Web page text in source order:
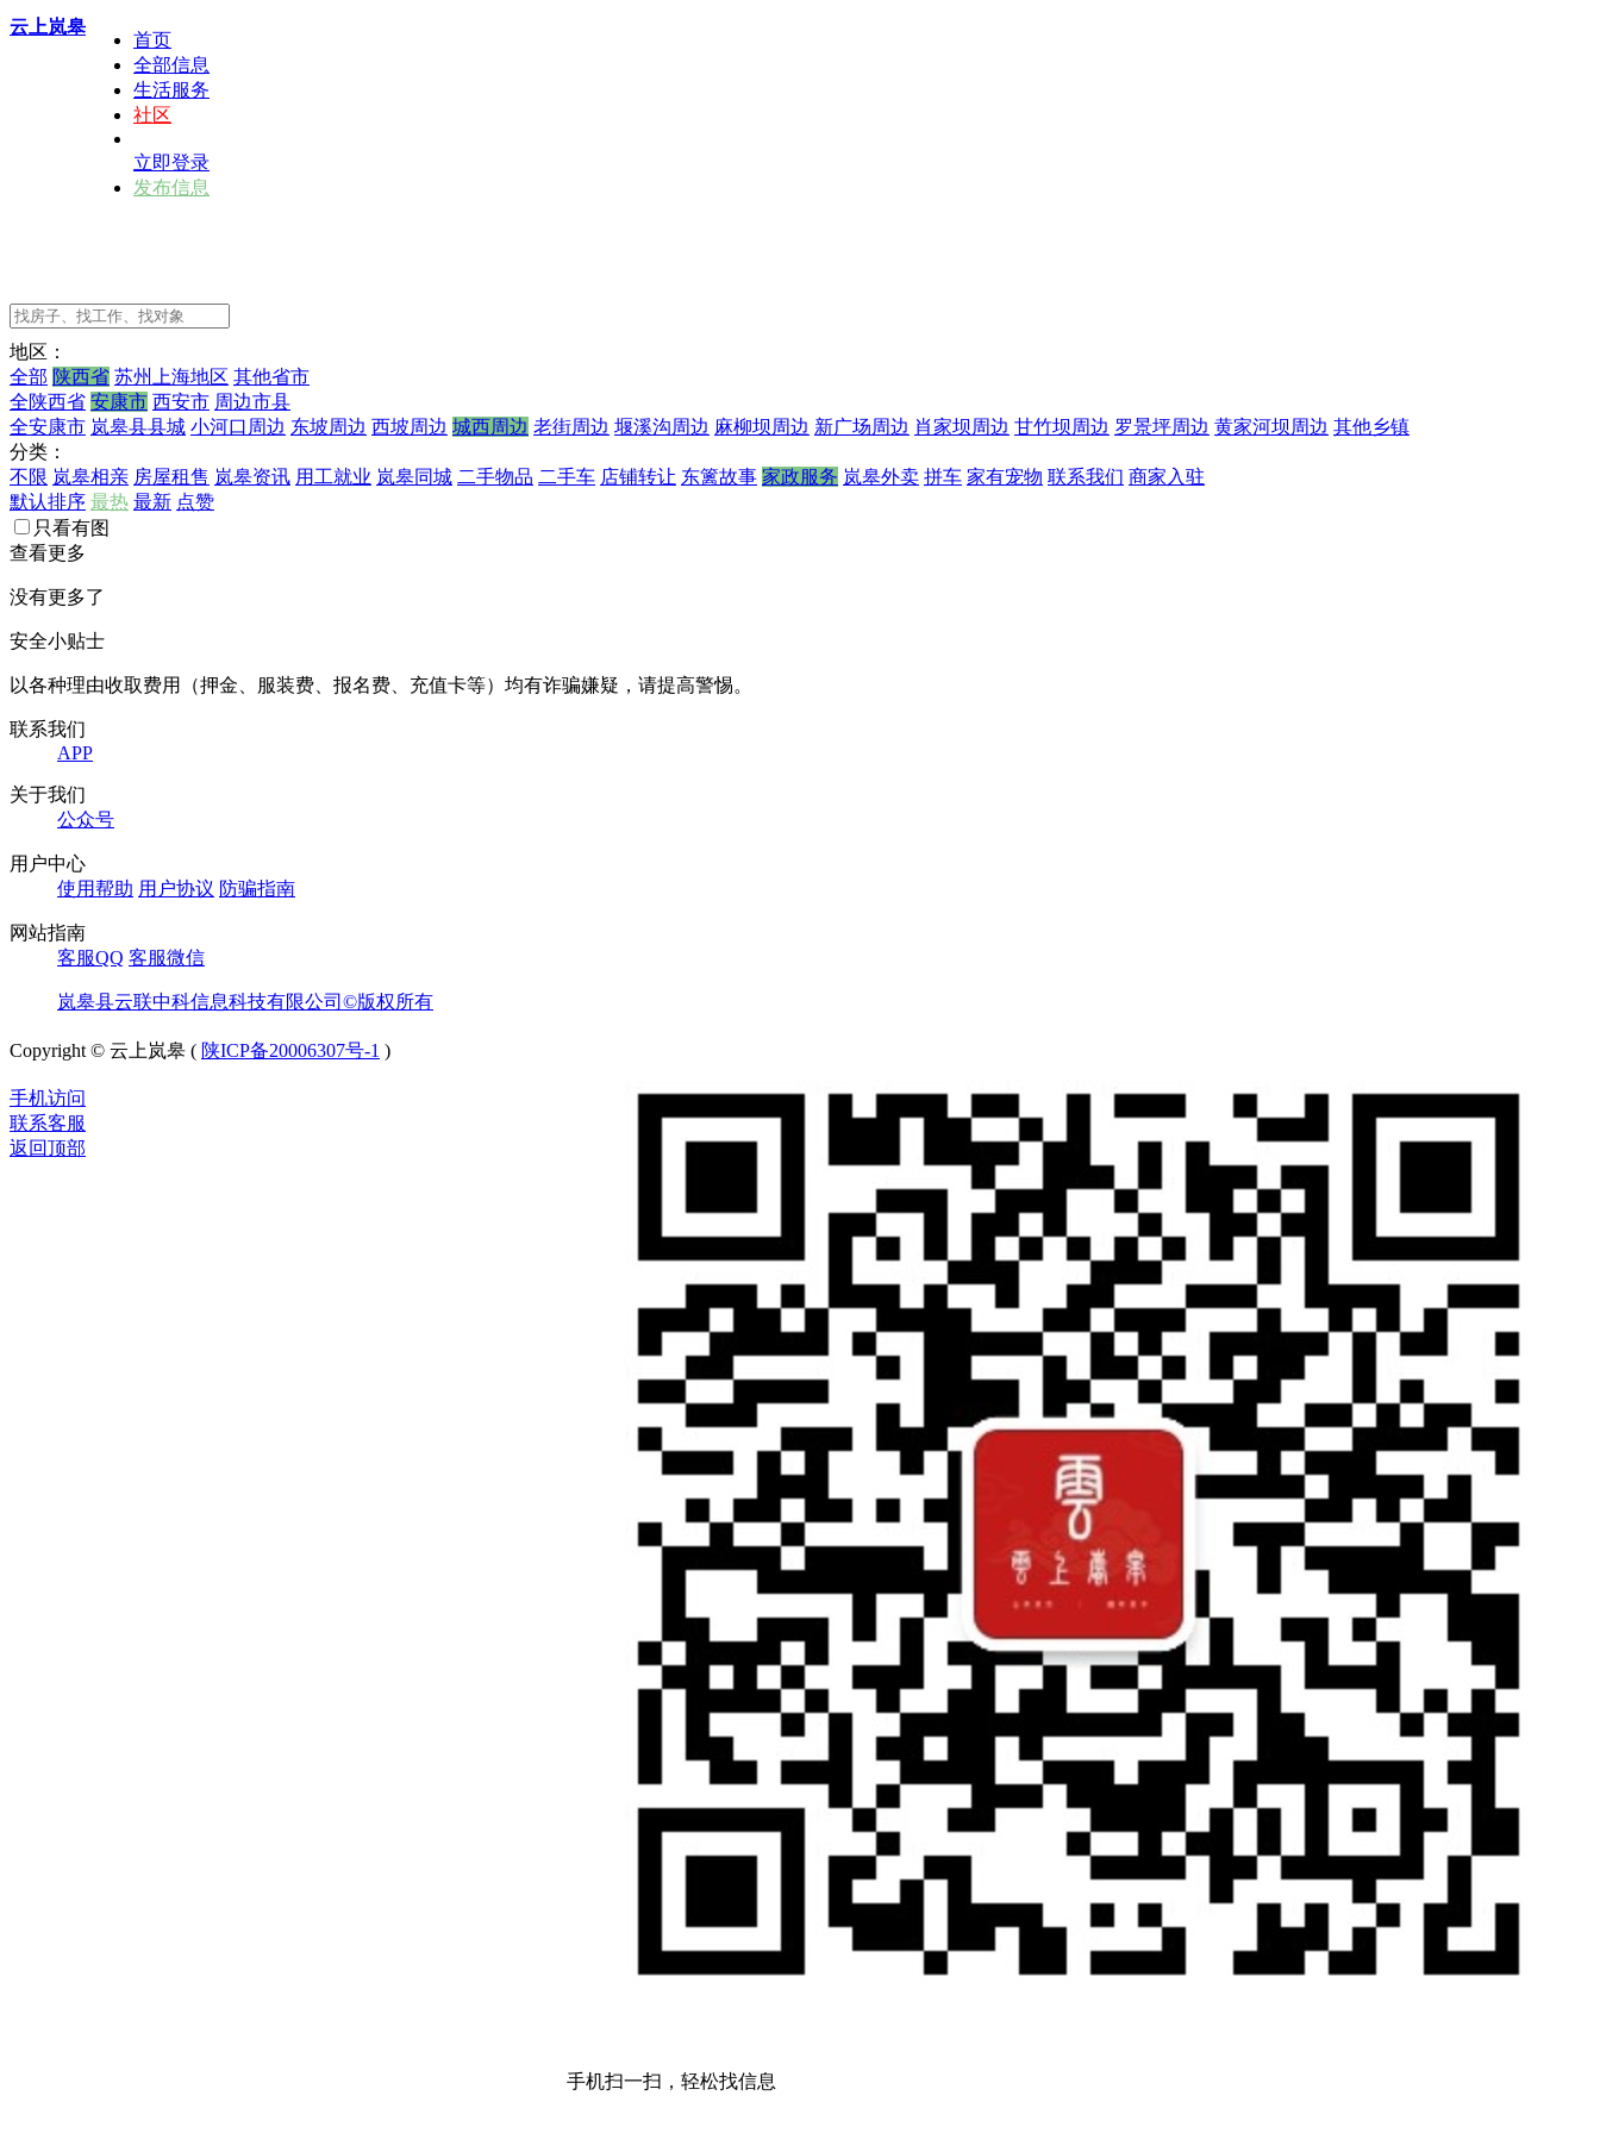
云上岚皋
首页
全部信息
生活服务
社区
立即登录
发布信息
地区：
全部 陕西省 苏州上海地区 其他省市
全陕西省 安康市 西安市 周边市县
全安康市 岚皋县县城 小河口周边 东坡周边 西坡周边 城西周边 老街周边 堰溪沟周边 麻柳坝周边 新广场周边 肖家坝周边 甘竹坝周边 罗景坪周边 黄家河坝周边 其他乡镇
分类：
不限 岚皋相亲 房屋租售 岚皋资讯 用工就业 岚皋同城 二手物品 二手车 店铺转让 东篱故事 家政服务 岚皋外卖 拼车 家有宠物 联系我们 商家入驻
默认排序 最热 最新 点赞
只看有图
查看更多
没有更多了
安全小贴士
以各种理由收取费用（押金、服装费、报名费、充值卡等）均有诈骗嫌疑，请提高警惕。
联系我们
APP
关于我们
公众号
用户中心
使用帮助 用户协议 防骗指南
网站指南
客服QQ 客服微信
岚皋县云联中科信息科技有限公司©版权所有
手机扫一扫，轻松找信息
Copyright © 云上岚皋 ( 陕ICP备20006307号-1 )
手机访问
联系客服
返回顶部